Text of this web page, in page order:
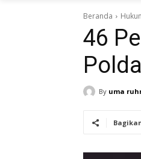
Beranda
46
By uma